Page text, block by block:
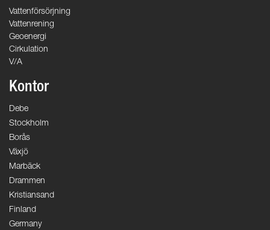
Vattenförsörjning
Vattenrening
Geoenergi
Cirkulation
V/A
Kontor
Debe
Stockholm
Borås
Växjö
Marbäck
Drammen
Kristiansand
Finland
Germany